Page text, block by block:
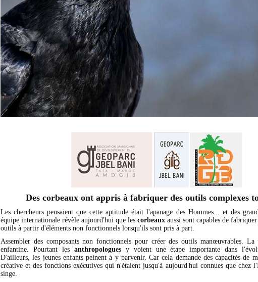
Des corbeaux ont appris à fabriquer des outils complexes
Les chercheurs pensaient que cette aptitude était l'apanage des Hommes... et des
équipe internationale révèle aujourd'hui que les corbeaux aussi sont capables de
outils à partir d'éléments non fonctionnels lorsqu'ils sont pris à part.
Assembler des composants non fonctionnels pour créer des outils manœuvrables. La
enfantine. Pourtant les anthropologuesy voient une étape importante dans
D'ailleurs, les jeunes enfants peinent à y parvenir. Car cela demande des capacités de
créative et des fonctions exécutives qui n'étaient jusqu'à aujourd'hui connues que chez
singe.